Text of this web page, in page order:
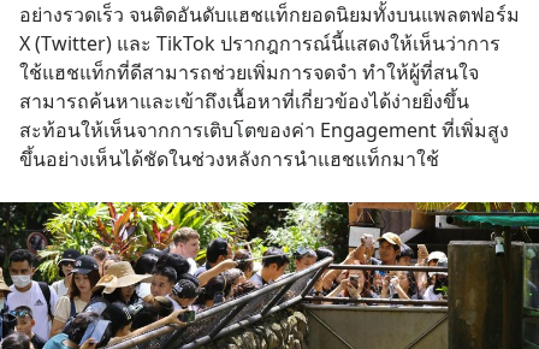
อย่างรวดเร็ว จนติดอันดับแฮชแท็กยอดนิยมทั้งบนแพลตฟอร์ม
X (Twitter) และ TikTok ปรากฎการณ์นี้แสดงให้เห็นว่าการ
ใช้แฮชแท็กที่ดีสามารถช่วยเพิ่มการจดจำ ทำให้ผู้ที่สนใจ
สามารถค้นหาและเข้าถึงเนื้อหาที่เกี่ยวข้องได้ง่ายยิ่งขึ้น
สะท้อนให้เห็นจากการเติบโตของค่า Engagement ที่เพิ่มสูง
ขึ้นอย่างเห็นได้ชัดในช่วงหลังการนำแฮชแท็กมาใช้